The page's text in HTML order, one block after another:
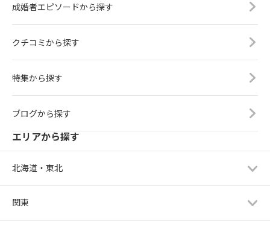
成婚者エピソードから探す
クチコミから探す
特集から探す
ブログから探す
エリアから探す
北海道・東北
関東